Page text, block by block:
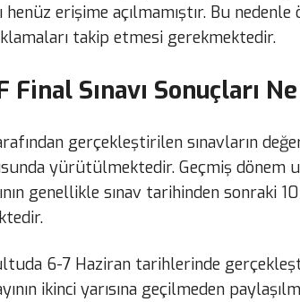
henüz erişime açılmamıştır. Bu
takip etmesi gerekmektedir.
Final Sınavı Sonuçları
gerçekleştirilen sınavların
yürütülmektedir. Geçmiş dönem
genellikle sınav tarihinden sonraki
6-7 Haziran tarihlerinde
ikinci yarısına geçilmeden